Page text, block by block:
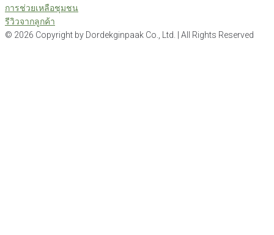
การช่วยเหลือชุมชน
รีวิวจากลูกค้า
© 2026 Copyright by Dordekginpaak Co., Ltd. | All Rights Reserved